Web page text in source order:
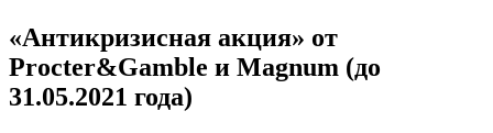
«Антикризисная акция» от
Procter&Gamble и Magnum (до
31.05.2021 года)